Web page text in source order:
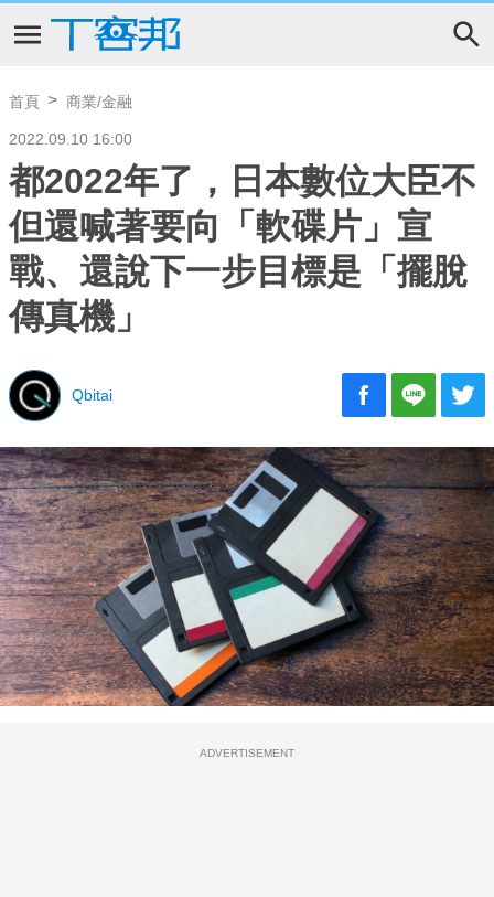
首頁 商業/金融
2022.09.10 16:00
都2022年了，日本數位大臣不
但還喊著要向「軟碟片」宣
戰、還說下一步目標是「擺脫
傳真機」
Qbitai
ADVERTISEMENT